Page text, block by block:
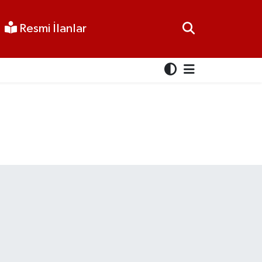
Resmi İlanlar